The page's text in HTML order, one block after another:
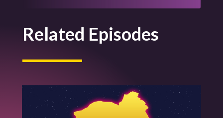
Related Episodes